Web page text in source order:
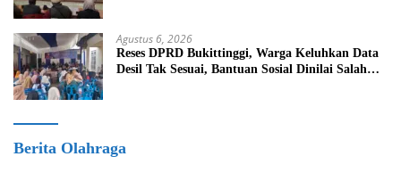
Agustus 6, 2026
Reses DPRD Bukittinggi, Warga Keluhkan Data
Desil Tak Sesuai, Bantuan Sosial Dinilai Salah
Berita Olahraga